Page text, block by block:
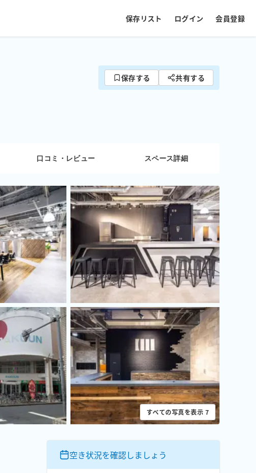
保存リスト ログイン 会員登録
すべての写真を表示 7
保存する 共有する
口コミ・レビュー スペース詳細
空き状況を確認しましょう